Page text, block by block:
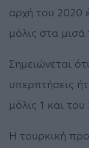
αρχή του 2020
μόλις στα
Σημειώνεται
υπερπτήσεις
μόλις 1 και του
Η τουρκική